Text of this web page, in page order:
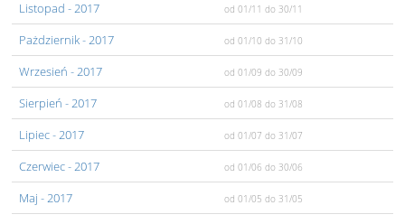
Listopad - 2017 od 01/11 do 30/11
Pażdziernik- 2017 od 01/10 do 31/10
Wrzesień - 2017 od 01/09 do 30/09
Sierpień - 2017 od 01/08 do 31/08
Lipiec- 2017 od 01/07 do 31/07
Czerwiec- 2017 od 01/06 do 30/06
Maj - 2017 od 01/05 do 31/05